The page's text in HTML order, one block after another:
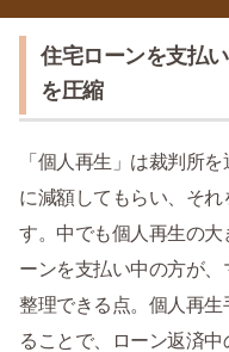
住宅ローンを支払
を圧縮
「個人再生」は裁判所
に減額してもらい、そ
す。中でも個人再生の
ーンを支払い中の方が
整理できる点。個人再
ることで、ローン返済